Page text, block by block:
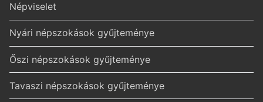
Népviselet
Nyári népszokások gyűjteménye
Őszi népszokások gyűjteménye
Tavaszi népszokások gyűjteménye